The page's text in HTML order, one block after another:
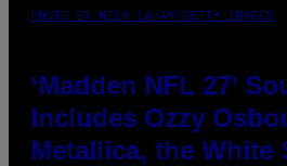
PHOTO BY NICK LAHAM/GETTY IMAGES
‘Madden NFL 27’
Includes Ozzy
Metallica, the White